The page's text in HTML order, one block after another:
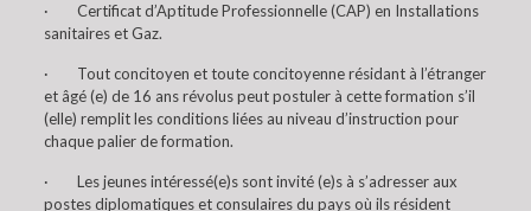
· Certificat d’Aptitude Professionnelle (CAP) en Installations
sanitaires et Gaz.
· Tout concitoyen et toute concitoyenne résidant à l’étranger
et âgé (e) de 16 ans révolus peut postuler à cette formation s’il
(elle) remplit les conditions liées au niveau d’instruction pour
chaque palier de formation.
· Les jeunes intéressé(e)s sont invité (e)s à s’adresser aux
postes diplomatiques et consulaires du pays où ils résident